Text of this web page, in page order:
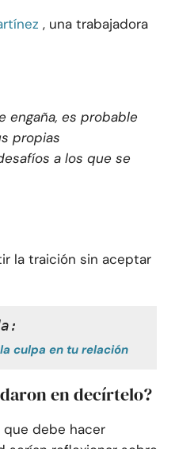
, una trabajadora
engaña, es probable
propias
a los que se
la traición sin aceptar
culpa en tu relación
en decírtelo?
debe hacer